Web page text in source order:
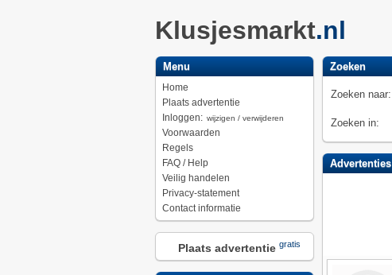
Klusjesmarkt.nl
Menu
Home
Plaats advertentie
Inloggen: wijzigen / verwijderen
Voorwaarden
Regels
FAQ / Help
Veilig handelen
Privacy-statement
Contact informatie
Plaats advertentie gratis
Zoeken
Zoeken naar:
Zoeken in:
Advertenties